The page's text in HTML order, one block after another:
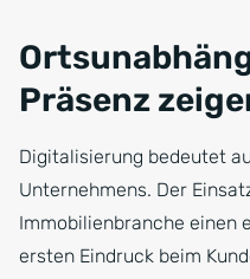
Präsenz
Digitalisierung bedeutet
Unternehmens. Der
Immobilienbranche einen
ersten Eindruck beim